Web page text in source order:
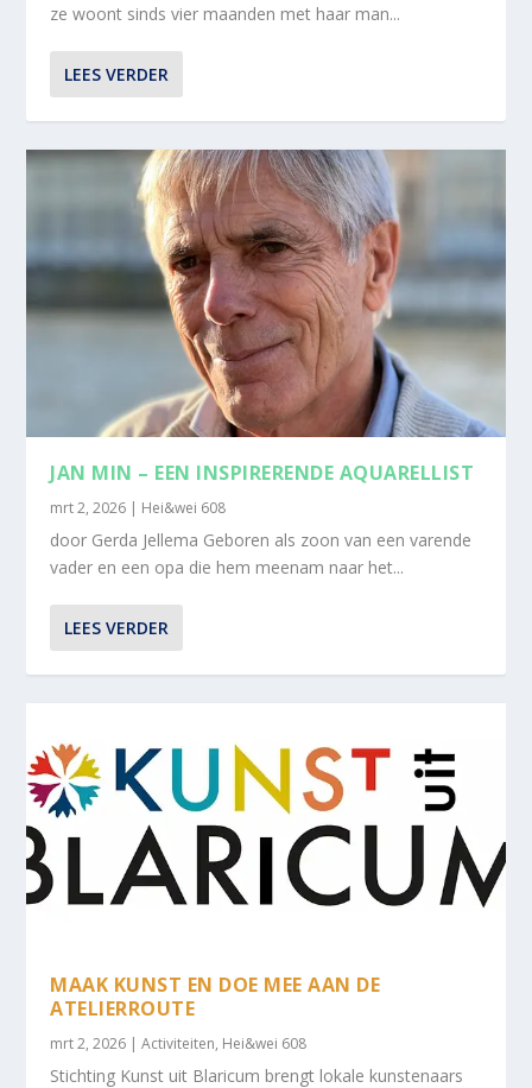
ze woont sinds vier maanden met haar man...
LEES VERDER
JAN MIN – EEN INSPIRERENDE AQUARELLIST
mrt 2, 2026 | Hei&wei 608
door Gerda Jellema Geboren als zoon van een varende
vader en een opa die hem meenam naar het...
LEES VERDER
MAAK KUNST EN DOE MEE AAN DE
ATELIERROUTE
mrt 2, 2026 |Activiteiten, Hei&wei 608
Stichting Kunst uit Blaricum brengt lokale kunstenaars